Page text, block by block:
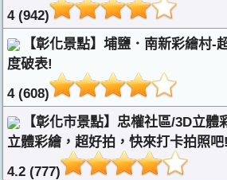
4 (942)
【彰化景點】埔鹽．南新彩繪村-
度破表!
4 (608)
【彰化市景點】忠權社區/3D立
立體彩繪，超好拍，快來打卡拍照吧!
4.2 (777)